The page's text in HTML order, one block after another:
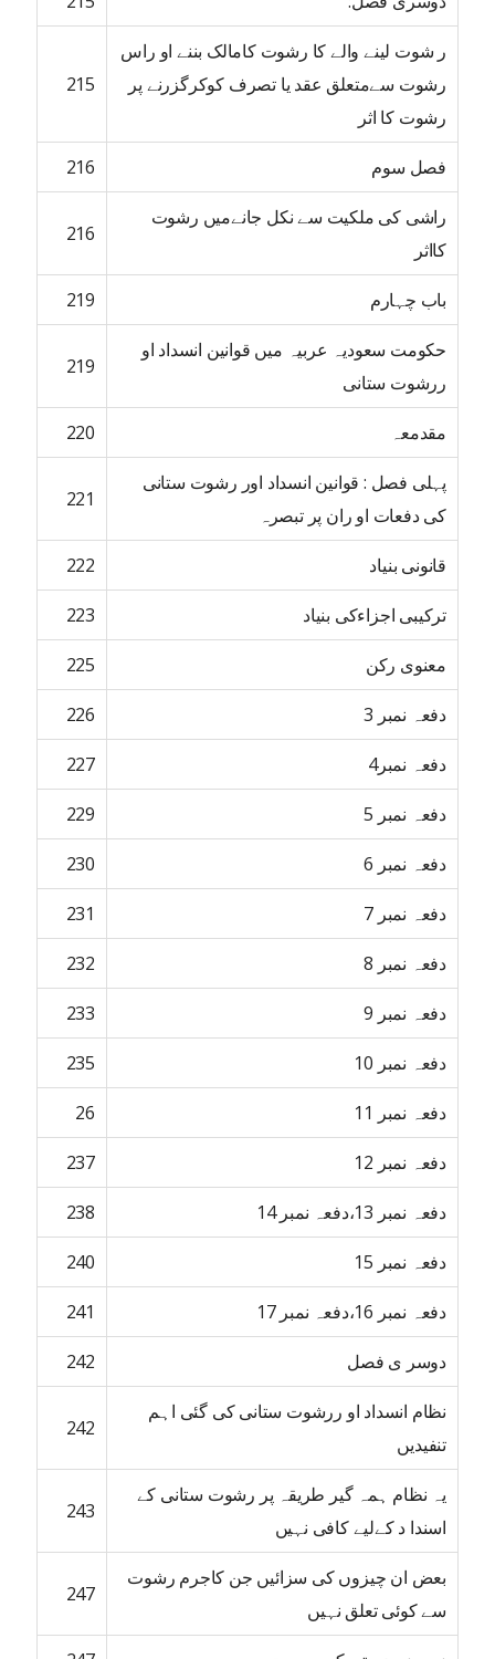
ر شوت لینے والے کا رشوت کامالک بننے او راس
رشوت سےمتعلق عقد یا تصرف کوکرگزرنے پر
رشوت کا اثر
215
فصل سوم 216
راشی کی ملکیت سے نکل جانےمیں رشوت
کااثر
216
باب چہارم 219
حکومت سعودیہ عربیہ میں قوانین انسداد او
ررشوت ستانی
219
مقدمعہ 220
پہلی فصل : قوانین انسداد اور رشوت ستانی
کی دفعات او ران پر تبصرہ
221
قانونی بنیاد 222
ترکیبی اجزاءکی بنیاد 223
معنوی رکن 225
دفعہ نمبر 3 226
دفعہ نمبر4 227
دفعہ نمبر 5 229
دفعہ نمبر 6 230
دفعہ نمبر 7 231
دفعہ نمبر 8 232
دفعہ نمبر 9 233
دفعہ نمبر 10 235
دفعہ نمبر 11 26
دفعہ نمبر 12 237
دفعہ نمبر 13،دفعہ نمبر 14 238
دفعہ نمبر 15 240
دفعہ نمبر 16،دفعہ نمبر 17 241
دوسر ی فصل 242
نظام انسداد او ررشوت ستانی کی گئی اہم
تنفیدیں
242
یہ نظام ہمہ گیر طریقہ پر رشوت ستانی کے
اسندا د کےلیے کافی نہیں
243
بعض ان چیزوں کی سزائیں جن کاجرم رشوت
سے کوئی تعلق نہیں
247